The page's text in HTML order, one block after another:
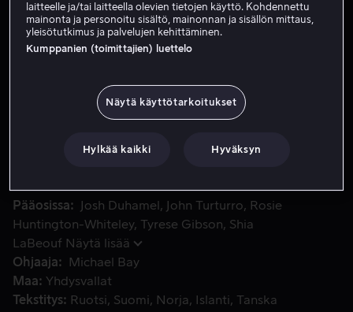
Osta 10,99 €
Katso traileri
Menneisyydessä sattunut mystinen tapahtuma uhkaa
Menneisyydessä sattunut mystinen tapahtuma uhkaa
sytyttää sen mittaluokan sodan, etteivät Transformerit
pysty yksin pelastamaan planeettaa. Sam Witwickyn ja
Pääosissa Josh Duhamel John Turturro
Rosie
Huntington-Whiteley Tyrese Gibson
Shia
LaBeouf Näytä lisää
Ohjaaja
Michael Bay
Maa
Yhdysvallat
Tekstitys
Ruotsi Suomi Norja Islanti Tanska
laitteelle ja/tai laitteella olevien tietojen käyttö. Kohdennettu
mainonta ja personoitu sisältö, mainonnan ja sisällön mittaus,
yleisötutkimus ja palvelujen kehittäminen.
Kumppanien (toimittajien) luettelo
Näytä käyttötarkoitukset
Hylkää kaikki Hyväksyn